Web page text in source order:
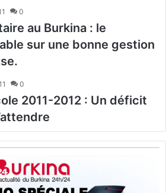
0
au Burkina : le
sur une bonne gestion
0
2011-2012 : Un déficit